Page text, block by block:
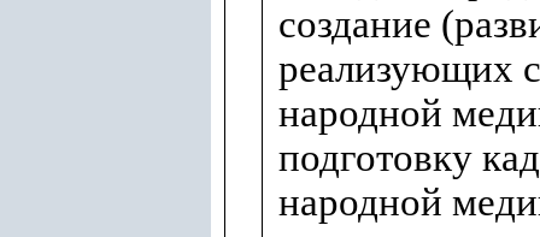
создание
реализующих
народной
подготовку
народной